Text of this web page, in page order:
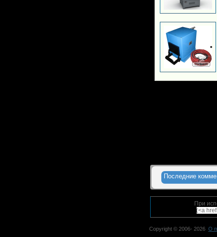
Последние
При
(<a
Copyright © 2006- 2026 О